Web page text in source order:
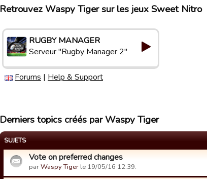
Retrouvez Waspy Tiger sur les jeux Sweet Nitro
RUGBY MANAGER
Serveur "Rugby Manager 2"
Forums | Help & Support
Derniers topics créés par Waspy Tiger
SUJETS
Vote on preferred changes
parWaspy Tiger le 19/05/16 12:39.